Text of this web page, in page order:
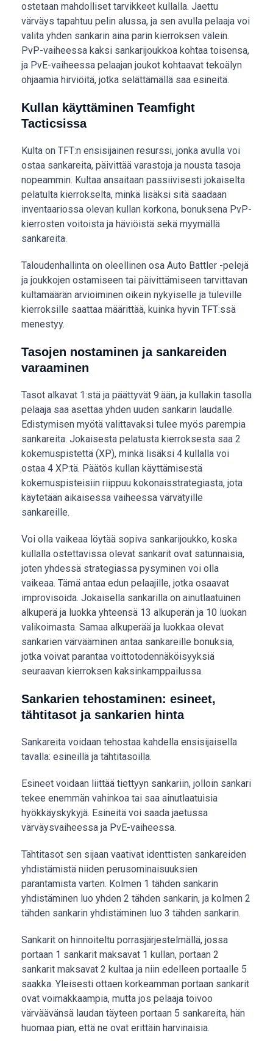
ostetaan mahdolliset tarvikkeet kullalla. Jaettu
värväys tapahtuu pelin alussa, ja sen avulla pelaaja voi
valita yhden sankarin aina parin kierroksen välein.
PvP-vaiheessa kaksi sankarijoukkoa kohtaa toisensa,
ja PvE-vaiheessa pelaajan joukot kohtaavat tekoälyn
ohjaamia hirviöitä, jotka selättämällä saa esineitä.
Kullan käyttäminen Teamfight
Tacticsissa
Kulta on TFT:n ensisijainen resurssi, jonka avulla voi
ostaa sankareita, päivittää varastoja ja nousta tasoja
nopeammin. Kultaa ansaitaan passiivisesti jokaiselta
pelatulta kierrokselta, minkä lisäksi sitä saadaan
inventaariossa olevan kullan korkona, bonuksena PvP-
kierrosten voitoista ja häviöistä sekä myymällä
sankareita.
Taloudenhallinta on oleellinen osa Auto Battler -pelejä
ja joukkojen ostamiseen tai päivittämiseen tarvittavan
kultamäärän arvioiminen oikein nykyiselle ja tuleville
kierroksille saattaa määrittää, kuinka hyvin TFT:ssä
menestyy.
Tasojen nostaminen ja sankareiden
varaaminen
Tasot alkavat 1:stä ja päättyvät 9:ään, ja kullakin tasolla
pelaaja saa asettaa yhden uuden sankarin laudalle.
Edistymisen myötä valittavaksi tulee myös parempia
sankareita. Jokaisesta pelatusta kierroksesta saa 2
kokemuspistettä (XP), minkä lisäksi 4 kullalla voi
ostaa 4 XP:tä. Päätös kullan käyttämisestä
kokemuspisteisiin riippuu kokonaisstrategiasta, jota
käytetään aikaisessa vaiheessa värvätyille
sankareille.
Voi olla vaikeaa löytää sopiva sankarijoukko, koska
kullalla ostettavissa olevat sankarit ovat satunnaisia,
joten yhdessä strategiassa pysyminen voi olla
vaikeaa. Tämä antaa edun pelaajille, jotka osaavat
improvisoida. Jokaisella sankarilla on ainutlaatuinen
alkuperä ja luokka yhteensä 13 alkuperän ja 10 luokan
valikoimasta. Samaa alkuperää ja luokkaa olevat
sankarien värvääminen antaa sankareille bonuksia,
jotka voivat parantaa voittotodennäköisyyksiä
seuraavan kierroksen kaksinkamppailussa.
Sankarien tehostaminen: esineet,
tähtitasot ja sankarien hinta
Sankareita voidaan tehostaa kahdella ensisijaisella
tavalla: esineillä ja tähtitasoilla.
Esineet voidaan liittää tiettyyn sankariin, jolloin sankari
tekee enemmän vahinkoa tai saa ainutlaatuisia
hyökkäyskykyjä. Esineitä voi saada jaetussa
värväysvaiheessa ja PvE-vaiheessa.
Tähtitasot sen sijaan vaativat identtisten sankareiden
yhdistämistä niiden perusominaisuuksien
parantamista varten. Kolmen 1 tähden sankarin
yhdistäminen luo yhden 2 tähden sankarin, ja kolmen 2
tähden sankarin yhdistäminen luo 3 tähden sankarin.
Sankarit on hinnoiteltu porrasjärjestelmällä, jossa
portaan 1 sankarit maksavat 1 kullan, portaan 2
sankarit maksavat 2 kultaa ja niin edelleen portaalle 5
saakka. Yleisesti ottaen korkeamman portaan sankarit
ovat voimakkaampia, mutta jos pelaaja toivoo
värväävänsä laudan täyteen portaan 5 sankareita, hän
huomaa pian, että ne ovat erittäin harvinaisia.